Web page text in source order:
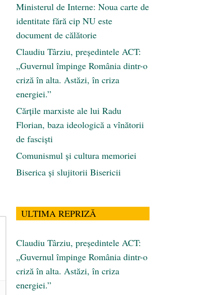
Ministerul de Interne: Noua carte de
identitate fără cip NU este
document de călătorie
Claudiu Târziu, președintele ACT:
„Guvernul împinge România dintr-o
criză în alta. Astăzi, în criza
energiei.”
Cărţile marxiste ale lui Radu
Florian, baza ideologică a vînătorii
de fascişti
Comunismul şi cultura memoriei
Biserica și slujitorii Bisericii
ULTIMA REPRIZĂ
Claudiu Târziu, președintele ACT:
„Guvernul împinge România dintr-o
criză în alta. Astăzi, în criza
energiei.”